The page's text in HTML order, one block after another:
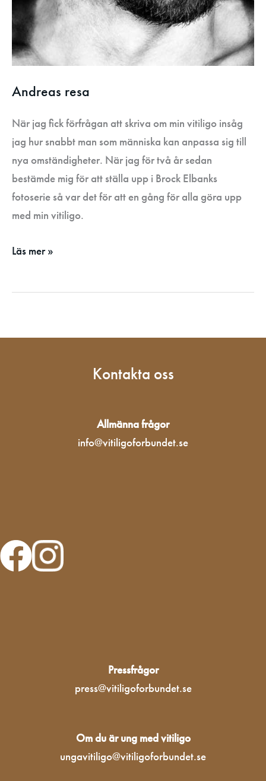
Andreas resa
När jag fick förfrågan att skriva om min vitiligo insåg
jag hur snabbt man som människa kan anpassa sig till
nya omständigheter. När jag för två år sedan
bestämde mig för att ställa upp i Brock Elbanks
fotoserie så var det för att en gång för alla göra upp
med min vitiligo.
Läs mer »
Kontakta oss
Allmänna frågor
info@vitiligoforbundet.se
Pressfrågor
press@vitiligoforbundet.se
Om du är ung med vitiligo
ungavitiligo@vitiligoforbundet.se